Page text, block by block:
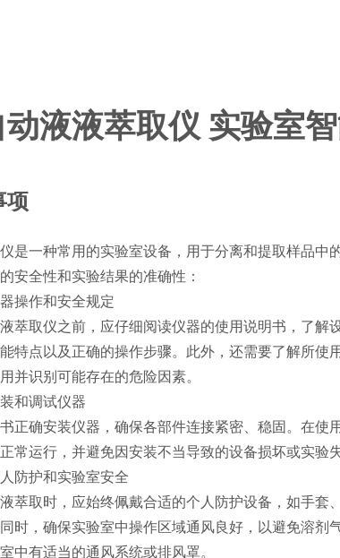
液液萃取仪 实验室
项
是一种常用的实验室设备，用于分离和提取样品
安全性和实验结果的准确性：
操作和安全规定
萃取仪之前，应仔细阅读仪器的使用说明书，了
特点以及正确的操作步骤。此外，还需要了解所
并识别可能存在的危险因素。
和调试仪器
正确安装仪器，确保各部件连接紧密、稳固。在
常运行，并避免因安装不当导致的设备损坏或实验失
防护和实验室安全
萃取时，应始终佩戴合适的个人防护设备，如手套
时，确保实验室中操作区域通风良好，以避免溶剂
中有适当的通风系统或排风罩。